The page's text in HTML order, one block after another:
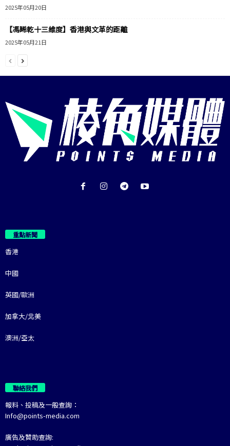
2025年05月20日
【馮睎乾十三維度】香港與文革的距離
2025年05月21日
重點新聞
香港
中國
英國/歐洲
加拿大/北美
澳洲/亞太
聯絡我們
報料、投稿及一般查詢：
Info@points-media.com
廣告及贊助查詢: